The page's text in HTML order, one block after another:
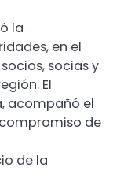
la
en el
socias y
El
acompañó el
de
de la